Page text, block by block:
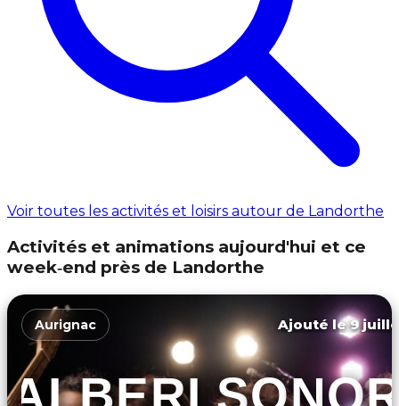
Voir toutes les activités et loisirs autour de Landorthe
Activités et animations aujourd'hui et ce
week‑end près de Landorthe
Aurignac Ajouté le 9
ALBERI